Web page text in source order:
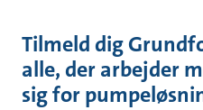
Tilmeld dig
alle, der arbejder
sig for